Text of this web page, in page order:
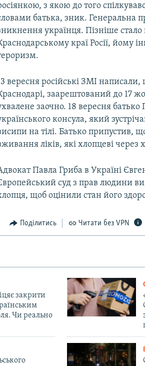
з якою до того
батька, зник. Генеральна
українця. Пізніше
краї Росії, йому
вересня російські ЗМІ
заарештований до 17
заочно. 18 вересня
консула, який
на тілі. Батько
ліків, які хлопцеві через
Павла Гриба в Україні
суд з прав людини
щоб оцінили стан його
Поділитись Читати без VPN
закрити
Чи реально